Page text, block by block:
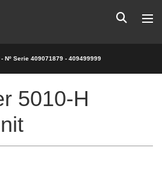
Nº Serie 409071879 - 409499999
5010-H